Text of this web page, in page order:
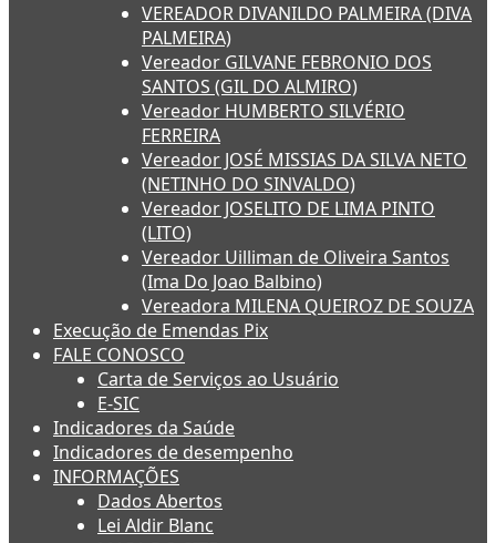
VEREADOR DIVANILDO PALMEIRA (DIVA
PALMEIRA)
Vereador GILVANE FEBRONIO DOS
SANTOS (GIL DO ALMIRO)
Vereador HUMBERTO SILVÉRIO
FERREIRA
Vereador JOSÉ MISSIAS DA SILVA NETO
(NETINHO DO SINVALDO)
Vereador JOSELITO DE LIMA PINTO
(LITO)
Vereador Uilliman de Oliveira Santos
(Ima Do Joao Balbino)
Vereadora MILENA QUEIROZ DE SOUZA
Execução de Emendas Pix
FALE CONOSCO
Carta de Serviços ao Usuário
E-SIC
Indicadores da Saúde
Indicadores de desempenho
INFORMAÇÕES
Dados Abertos
Lei Aldir Blanc